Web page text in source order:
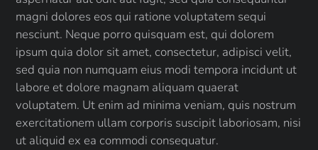
magni dolores eos qui ratione voluptatem sequi
nesciunt. Neque porro quisquam est, qui dolorem
ipsum quia dolor sit amet, consectetur, adipisci velit,
sed quia non numquam eius modi tempora incidunt ut
labore et dolore magnam aliquam quaerat
voluptatem. Ut enim ad minima veniam, quis nostrum
exercitationem ullam corporis suscipit laboriosam, nisi
ut aliquid ex ea commodi consequatur.